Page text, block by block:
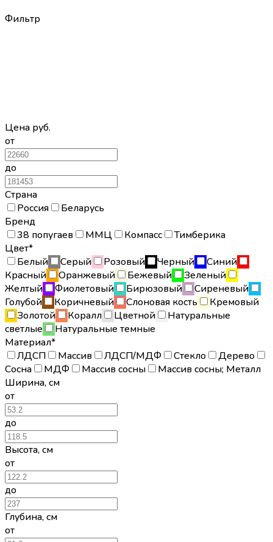
Фильтр
Цена руб.
от
до
Страна
Россия
Беларусь
Бренд
38 попугаев
ММЦ Компасс
Тимберика
Цвет*
Белый
Серый Розовый Черный
Синий
Красный
Оранжевый Бежевый
Зеленый
Желтый
Фиолетовый Бирюзовый
Сиреневый
Голубой
Коричневый Слоновая кость
Кремовый
Золотой
Коралл Цветной
Натуральные
светлые
Натуральные темные
Материал*
ЛДСП
Массив ЛДСП/МДФ Стекло
Дерево
Сосна
МДФ Массив сосны
Массив сосны; Металл
Ширина,см
от
до
Высота,см
от
до
Глубина,см
от